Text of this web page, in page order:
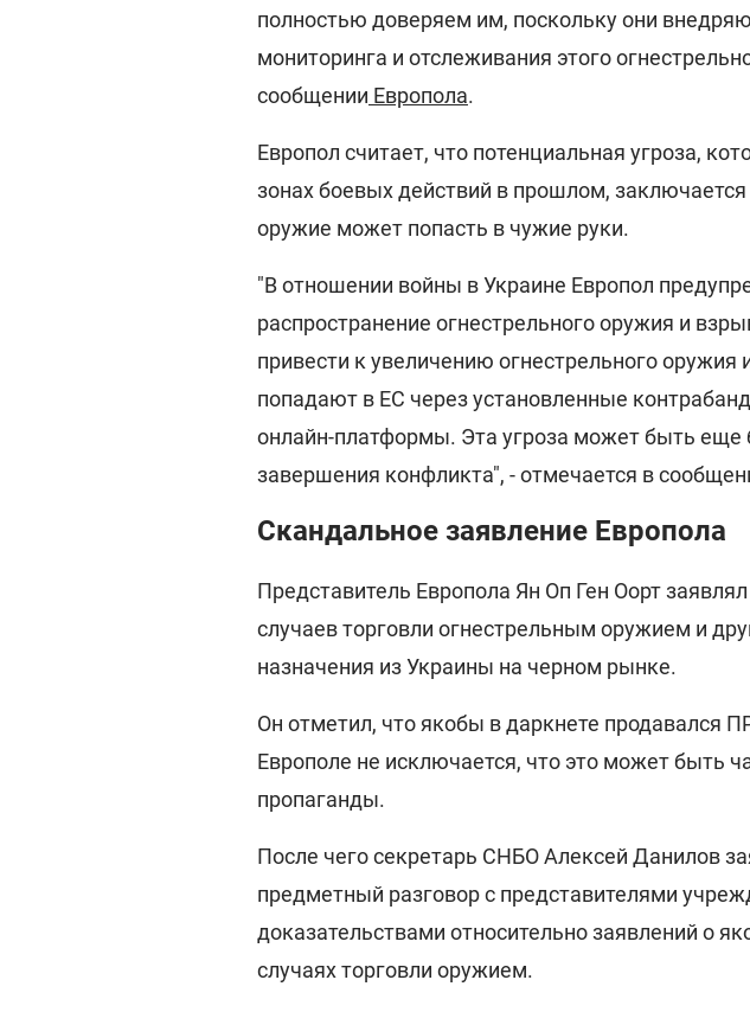
полностью доверяем им, поскольку они
мониторинга и отслеживания этого
сообщении Европола.
Европол считает, что потенциальная угроза,
зонах боевых действий в прошлом, заключается
оружие может попасть в чужие руки.
"В отношении войны в Украине Европол
распространение огнестрельного оружия и
привести к увеличению огнестрельного оружия
попадают в ЕС через установленные
онлайн-платформы. Эта угроза может быть еще
завершения конфликта", - отмечается в
Скандальное заявление Европола
Представитель Европола Ян Оп Ген Оорт
случаев торговли огнестрельным оружием и
назначения из Украины на черном рынке.
Он отметил, что якобы в даркнете продавался
Европоле не исключается, что это может быть
пропаганды.
После чего секретарь СНБО Алексей Данилов
предметный разговор с представителями
доказательствами относительно заявлений о
случаях торговли оружием.